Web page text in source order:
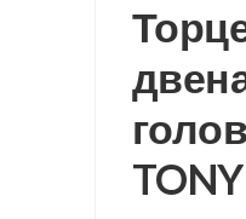
TONY